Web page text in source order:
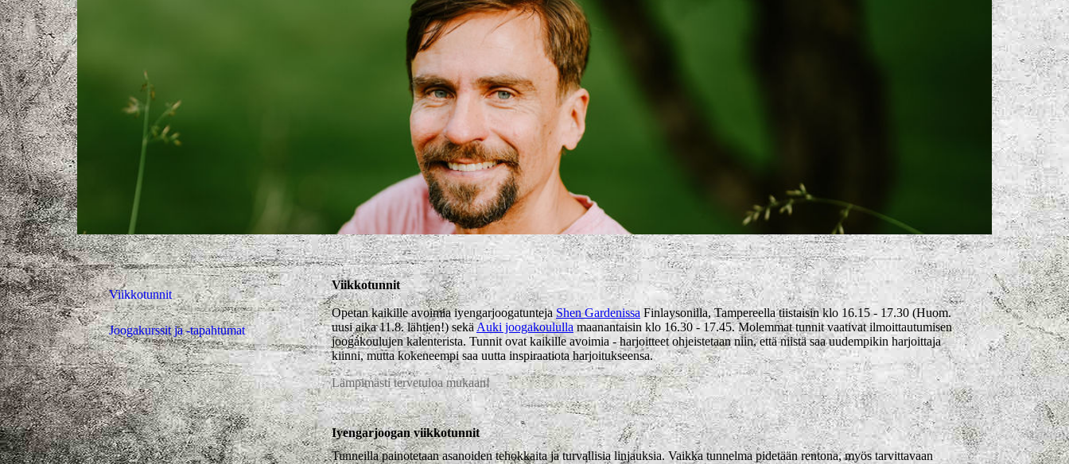
Viikkotunnit
Joogakurssit ja -tapahtumat
Viikkotunnit
Opetan kaikille avoimia iyengarjoogatunteja Shen Gardenissa Finlaysonilla, Tampereella tiistaisin klo 16.15 - 17.30 (Huom.
uusi aika 11.8. lähtien!) sekäAuki joogakoululla maanantaisin klo 16.30 - 17.45. Molemmat tunnit vaativat ilmoittautumisen
joogakoulujen kalenterista. Tunnit ovat kaikille avoimia - harjoitteet ohjeistetaan niin, että niistä saa uudempikin harjoittaja
kiinni, mutta kokeneempi saa uutta inspiraatiota harjoitukseensa.
Lämpimästi tervetuloa mukaan!
Iyengarjoogan viikkotunnit
Tunneilla painotetaan asanoiden tehokkaita ja turvallisia linjauksia. Vaikka tunnelma pidetään rentona, myös tarvittavaan